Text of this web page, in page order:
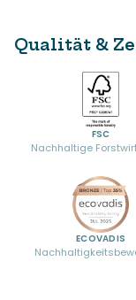
Qualität &
FSC
Nachhaltige
ECOVADIS